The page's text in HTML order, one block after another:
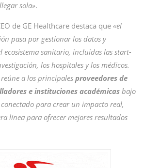
sola».
de GE Healthcare destaca que «el
pasa por gestionar los datos y
ecosistema sanitario, incluidas las start-
los hospitales y los médicos.
a los principales proveedores de
e instituciones académicas bajo
para crear un impacto real,
línea para ofrecer mejores resultados